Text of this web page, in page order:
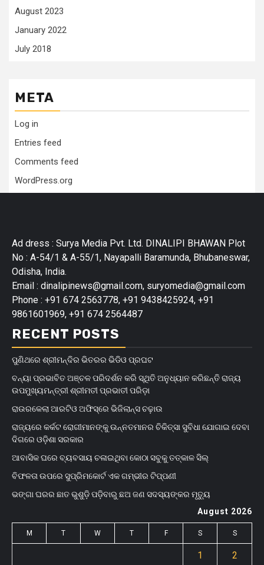
August 2023
January 2022
July 2018
META
Log in
Entries feed
Comments feed
WordPress.org
Ad dress : Surya Media Pvt. Ltd. DINALIPI BHAWAN Plot
No : A-54/1 & A-55/1, Nayapalli Baramunda, Bhubaneswar,
Odisha, India.
Email : dinalipinews@gmail.com, suryomedia@gmail.com
Phone : +91 674 2563778, +91 9438425924, +91
9861601969, +91 674 2564487
RECENT POSTS
ପୁଣିଥରେ ଶ୍ରୀମନ୍ଦିର ଭିତରର ଭିଡିଓ ପ୍ରଘଟ
ବନ୍ୟା ପ୍ରଭାବିତ ଅଞ୍ଚଳ ପରିଦର୍ଶନ କରି ସ୍ଥିତି ଅନୁଧ୍ୟାନ କରିଛନ୍ତି ରାଜ୍ୟ
ଉପମୁଖ୍ୟମନ୍ତ୍ରୀ ଶ୍ରୀମତୀ ପ୍ରଭାତୀ ପରିଡ଼ା
ରାଉରକେଲା ଆରଟିଓ ଅଫିସ୍‌ରେ ଭିଜିଲାନ୍ସ ଚଢ଼ାଉ
ରାଜ୍ୟରେ କର୍କଟ ରୋଗୀମାନଙ୍କୁ ଉନ୍ନତମାନର ଚିକିତ୍ସା ସୁବିଧା ଯୋଗାଇ ଦେବା
ଦିଗରେ ଓଡ଼ିଶା ସରକାର
ଆବାସିକ ଘରେ ବ୍ୟବସାୟ ଚଳାଇଥିବା କୋଠା ସବୁକୁ ତତ୍କାଳ ସିଲ୍‌
ବିଫଳତା ଉପରେ ସୁପ୍ରିମକୋର୍ଟ ଏକ ଗମ୍ଭୀର ଟିପ୍ପଣୀ
ଭଙ୍ଗା ଘରର ଛାତ ଭୁଶୁଡ଼ି ପଡ଼ିବାରୁ ଛଅ ଜଣ ସଦସ୍ୟଙ୍କର ମୃତ୍ୟୁ
August 2026
M T W T F S S
1 2